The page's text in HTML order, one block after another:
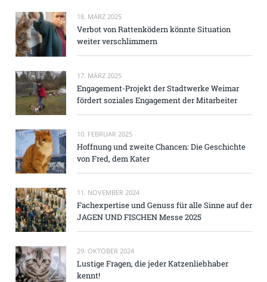
18. MÄRZ 2025
Verbot von Rattenködern könnte Situation
weiter verschlimmern
17. MÄRZ 2025
Engagement-Projekt der Stadtwerke Weimar
fördert soziales Engagement der Mitarbeiter
10. FEBRUAR 2025
Hoffnung und zweite Chancen: Die Geschichte
von Fred, dem Kater
11. NOVEMBER 2024
Fachexpertise und Genuss für alle Sinne auf der
JAGEN UND FISCHEN Messe 2025
29. OKTOBER 2024
Lustige Fragen, die jeder Katzenliebhaber
kennt!